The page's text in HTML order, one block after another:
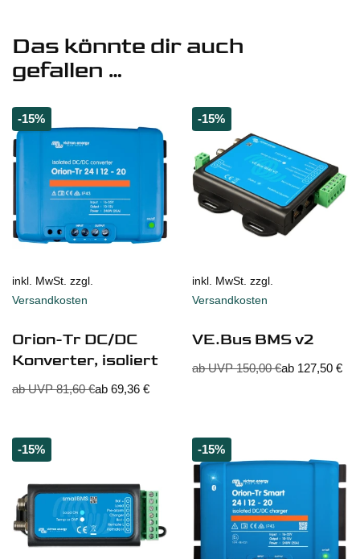
Das könnte dir auch
gefallen …
-15%
inkl. MwSt. zzgl.
Versandkosten
Orion-Tr DC/DC
Konverter, isoliert
ab UVP81,60€ab 69,36 €
-15%
inkl. MwSt. zzgl.
Versandkosten
VE.Bus BMS v2
ab UVP150,00€ab 127,50 €
-15% -15%